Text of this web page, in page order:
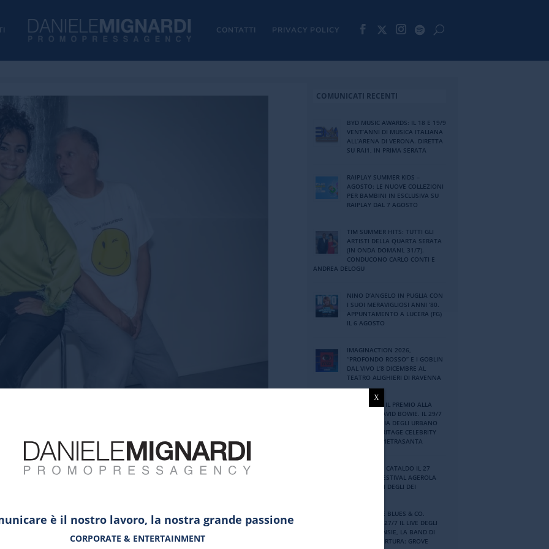
CONTATTI PRIVACY POLICY
COMUNICATI RECENTI
BYD MUSIC AWARDS: IL 18 E 19/9
VENT’ANNI DI MUSICA ITALIANA
ALL’ARENA DI VERONA. DIRETTA
SU RAI1, IN PRIMA SERATA
RAIPLAY SUMMER KIDS –
AGOSTO: LE NUOVE COLLEZIONI
PER BAMBINI IN ESCLUSIVA SU
RAIPLAY DAL 7 AGOSTO
TIM SUMMER HITS: TUTTI GLI
ARTISTI DELLA QUARTA SERATA
(IN ONDA DOMANI, 31/7).
CONDUCONO CARLO CONTI E
ANDREA DELOGU
NINO DʼANGELO IN PUGLIA CON
I SUOI MERAVIGLIOSI ANNI ʼ80.
APPUNTAMENTO A LUCERA (FG)
IL 6 AGOSTO
IMAGINACTION 2026,
“PROFONDO ROSSO” E I GOBLIN
DAL VIVO L’8 DICEMBRE AL
TEATRO ALIGHIERI DI RAVENNA
A BUNGARO IL PREMIO ALLA
CARRIERA DAVID BOWIE. IL 29/7
LA CERIMONIA DEGLI URBANO
QUINTO HERITAGE CELEBRITY
AWARDS A MARINA DI PIETRASANTA
MASSIMO DI CATALDO IL 27
LUGLIO AL FESTIVAL AGEROLA
SUI SENTIERI DEGLI DEI
PORDENONE BLUES & CO.
FESTIVAL: IL 27/7 IL LIVE DEGLI
SKUNK ANANSIE, LA BAND DI
SKIN. IN APERTURA: GROVE
è il nostro lavoro, la nostra grande passione
CORPORATE & ENTERTAINMENT
X